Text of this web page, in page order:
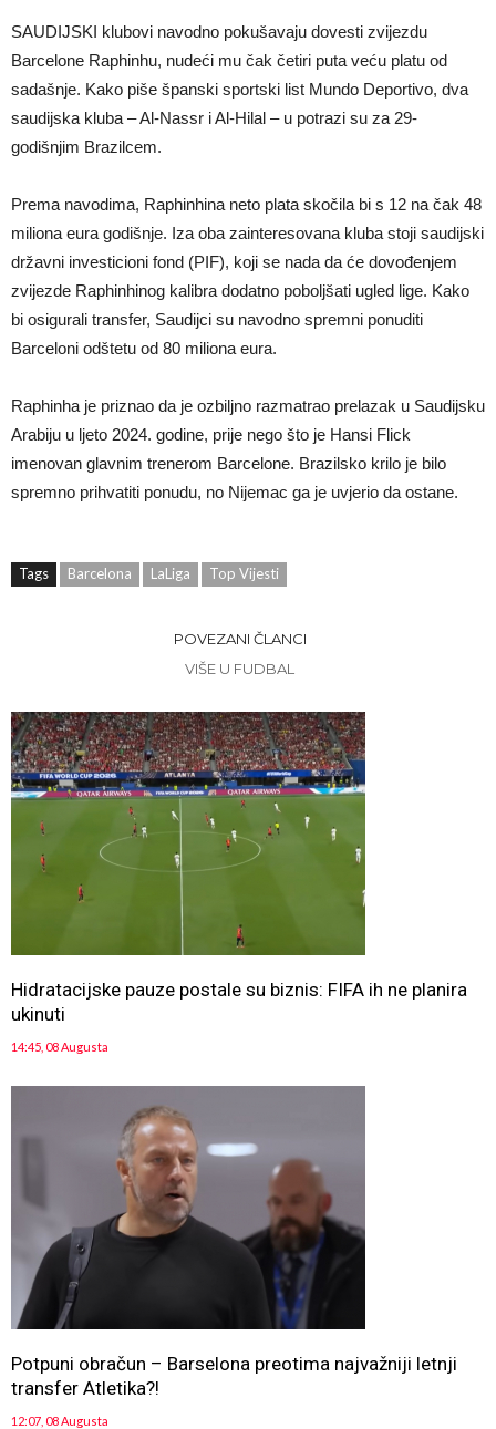
SAUDIJSKI klubovi navodno pokušavaju dovesti zvijezdu
Barcelone Raphinhu, nudeći mu čak četiri puta veću platu od
sadašnje. Kako piše španski sportski list Mundo Deportivo, dva
saudijska kluba – Al-Nassr i Al-Hilal – u potrazi su za 29-
godišnjim Brazilcem.
Prema navodima, Raphinhina neto plata skočila bi s 12 na čak 48
miliona eura godišnje. Iza oba zainteresovana kluba stoji saudijski
državni investicioni fond (PIF), koji se nada da će dovođenjem
zvijezde Raphinhinog kalibra dodatno poboljšati ugled lige. Kako
bi osigurali transfer, Saudijci su navodno spremni ponuditi
Barceloni odštetu od 80 miliona eura.
Raphinha je priznao da je ozbiljno razmatrao prelazak u Saudijsku
Arabiju u ljeto 2024. godine, prije nego što je Hansi Flick
imenovan glavnim trenerom Barcelone. Brazilsko krilo je bilo
spremno prihvatiti ponudu, no Nijemac ga je uvjerio da ostane.
Tags Barcelona LaLiga Top Vijesti
POVEZANI ČLANCI
VIŠE U FUDBAL
Hidratacijske pauze postale su biznis: FIFA ih ne planira
ukinuti
14:45, 08 Augusta
Potpuni obračun – Barselona preotima najvažniji letnji
transfer Atletika?!
12:07, 08 Augusta